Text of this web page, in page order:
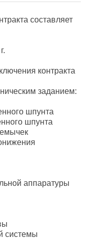
составляет
контракта
заданием:
шпунта
шпунта
аппаратуры
системы